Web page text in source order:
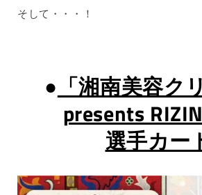
そして・・・！
● 「湘南美容ク
presents
選手カー